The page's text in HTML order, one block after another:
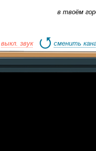
в твоём
выкл. звук сменить